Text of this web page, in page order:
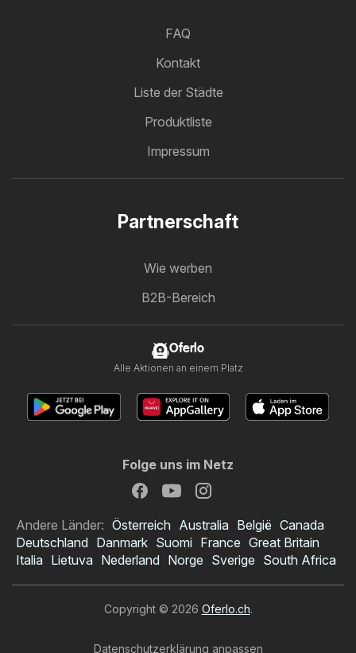
FAQ
Kontakt
Liste der Städte
Produktliste
Impressum
Partnerschaft
Wie werben
B2B-Bereich
Oferlo
Alle Aktionen an einem Platz
Folge uns im Netz
Andere Länder: Österreich Australia België Canada
Deutschland Danmark Suomi France Great Britain
Italia Lietuva Nederland Norge Sverige South Africa
Copyright © 2026 Oferlo.ch.
Datenschutzerklärung anpassen